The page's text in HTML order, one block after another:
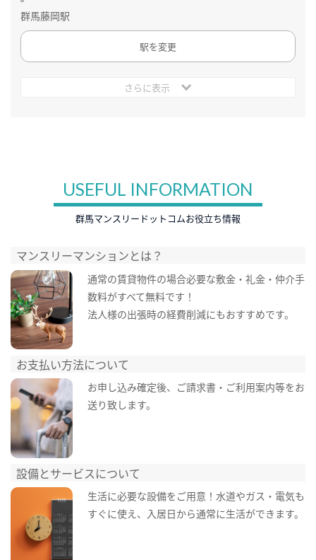
群馬藤岡駅
駅を変更
さらに表示
USEFUL INFORMATION
群馬マンスリードットコムお役立ち情報
マンスリーマンションとは？
通常の賃貸物件の場合必要な敷金・礼金・仲介手
数料がすべて無料です！
法人様の出張時の経費削減にもおすすめです。
お支払い方法について
お申し込み確定後、ご請求書・ご利用案内等をお
送り致します。
設備とサービスについて
生活に必要な設備をご用意！水道やガス・電気も
すぐに使え、入居日から通常に生活ができます。